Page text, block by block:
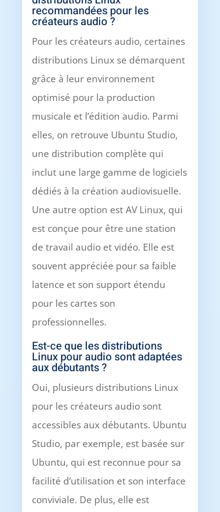
recommandées pour les
créateurs audio ?
Pour les créateurs audio, certaines
distributions Linux se démarquent
grâce à leur environnement
optimisé pour la production
musicale et l’édition audio. Parmi
elles, on retrouve Ubuntu Studio,
une distribution complète qui
inclut une large gamme de logiciels
dédiés à la création audiovisuelle.
Une autre option est AV Linux, qui
est conçue pour être une station
de travail audio et vidéo. Elle est
souvent appréciée pour sa faible
latence et son support étendu
pour les cartes son
professionnelles.
Est-ce que les distributions
Linux pour audio sont adaptées
aux débutants ?
Oui, plusieurs distributions Linux
pour les créateurs audio sont
accessibles aux débutants. Ubuntu
Studio, par exemple, est basée sur
Ubuntu, qui est reconnue pour sa
facilité d’utilisation et son interface
conviviale. De plus, elle est